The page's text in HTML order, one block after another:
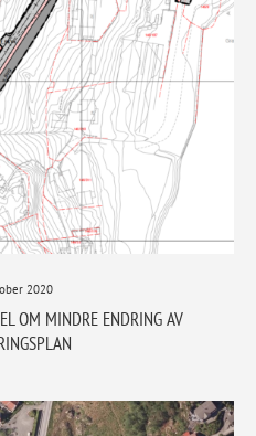
2020
OM MINDRE ENDRING AV